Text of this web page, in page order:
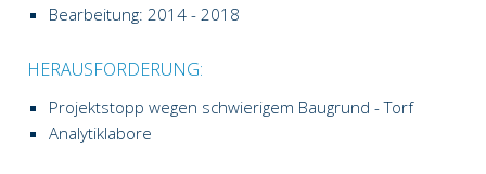
Bearbeitung: 2014 - 2018
HERAUSFORDERUNG:
Projektstopp wegen schwierigem Baugrund - Torf
Analytiklabore